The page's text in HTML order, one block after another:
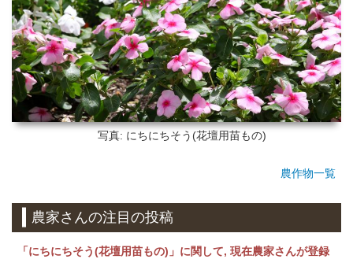
写真: にちにちそう(花壇用苗もの)
農作物一覧
農家さんの注目の投稿
「にちにちそう(花壇用苗もの)」に関して, 現在農家さんが登録